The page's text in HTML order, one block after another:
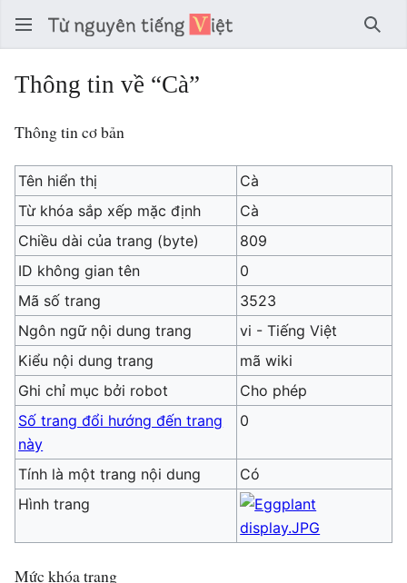
Tìm
Thông tin về “Cà”
Thông tin cơ bản
Tên hiển thị
Cà
Từ khóa sắp xếp mặc định
Cà
Chiều dài của trang (byte)
809
ID không gian tên
0
Mã số trang
3523
Ngôn ngữ nội dung trang
vi - Tiếng Việt
Kiểu nội dung trang
mã wiki
Ghi chỉ mục bởi robot
Cho phép
Số trang đổi hướng đến trang
này
0
Tính là một trang nội dung
Có
Hình trang
Mức khóa trang